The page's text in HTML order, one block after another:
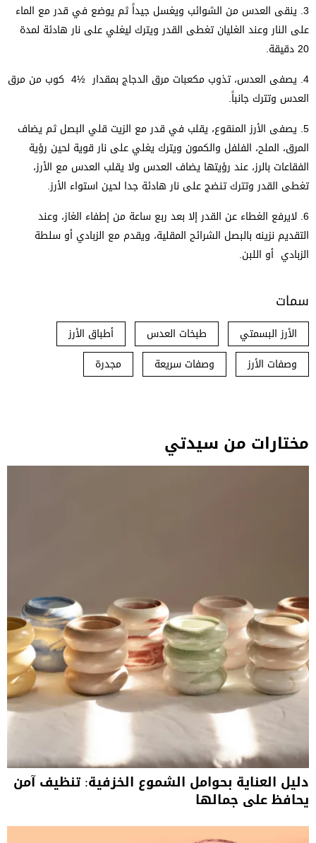
3. ينقى العدس من الشوائب ويغسل جيداً ثم يوضع في قدر مع الماء
على النار وعند الغليان تغطى القدر ويترك ليغلي على نار هادئة لمدة
20 دقيقة.
4. يصفى العدس، تذوب مكعبات مرق الدجاج بمقدار ½4 كوب من مرق
العدس وتترك جانباً.
5. يصفى الأرز المنقوع، يقلب في قدر مع الزيت قلي البصل ثم يضاف
المرق، الملح، الفلفل والكمون ويترك يغلي على نار قوية لحين رؤية
الفقاعات بالرز، عند رؤيتها يضاف العدس ولا يقلب العدس مع الأرز،
تغطى القدر وتترك تنضج على نار هادئة جدا لحين استواء الأرز.
6. لايرفع الغطاء عن القدر إلا بعد ربع ساعة من إطفاء الغاز، وعند
التقديم نزينه بالبصل الشرائح المقلية، ويقدم مع الزبادي أو سلطة
الزبادي أو اللبن.
سمات
الأرز البسمتي طبخات العدس
أطباق الأرز
وصفات الأرز
وصفات سريعة مجدرة
مختارات من سيدتي
دليل العناية بحوامل الشموع الخزفية: تنظيف آمن
يحافظ على جمالها